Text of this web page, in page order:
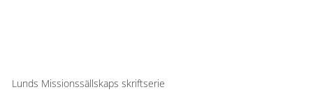
Lunds Missionssällskaps skriftserie